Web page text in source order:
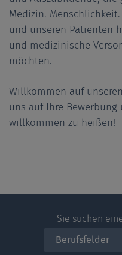
Medizin.
und unseren Patienten
und medizinische
möchten.
Willkommen auf
uns auf Ihre Bewerbung
willkommen zu heißen!
Sie suchen